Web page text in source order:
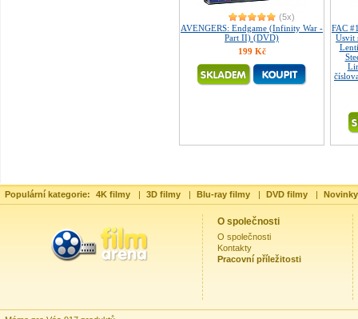
(5x)
AVENGERS: Endgame (Infinity War -
Part II) (DVD)
199 Kč
FAC
Úsvit
Populární kategorie: 4K filmy | 3D filmy | Blu-ray filmy | DVD filmy |
O společnosti
O společnosti
Kontakty
Pracovní příležitosti